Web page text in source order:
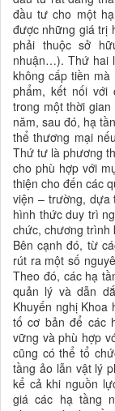
đầu tư cho một
được những giá trị
phải thuộc sở
nhuận…). Thứ hai
không cấp tiền
phẩm, kết nối
trong một thời
năm, sau đó, hạ
thể thương mại
Thứ tư là phương
cho phù hợp với
thiện cho đến các
viện – trường, dựa
hình thức duy trì
chức, chương trình
Bên cạnh đó, từ
rút ra một số
Theo đó, các hạ
quản lý và dẫn
Khuyến nghị Khoa
tố cơ bản để các
vững và phù hợp
cũng có thể tổ
tầng ảo lẫn vật lý
kể cả khi nguồn
giá các hạ tầng